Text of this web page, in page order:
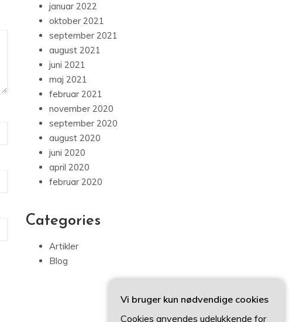
januar 2022
oktober 2021
september 2021
august 2021
juni 2021
maj 2021
februar 2021
november 2020
september 2020
august 2020
juni 2020
april 2020
februar 2020
Categories
Artikler
Blog
Vi bruger kun nødvendige cookies
Cookies anvendes udelukkende for